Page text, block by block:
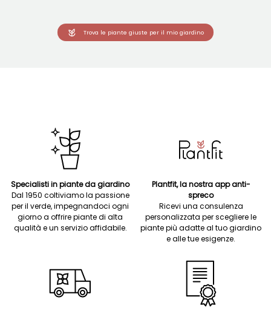
Trova le piante giuste per il mio giardino
Specialisti in piante da giardino
Dal 1950 coltiviamo la passione
per il verde, impegnandoci ogni
giorno a offrire piante di alta
qualità e un servizio affidabile.
Plantfit, la nostra app anti-
spreco
Ricevi una consulenza
personalizzata per scegliere le
piante più adatte al tuo giardino
e alle tue esigenze.